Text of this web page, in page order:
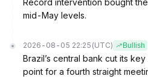
Record intervention bought
mid-May levels.
2026-08-05 22:25 (UTC) Bullish
Brazil’s central bank cut its
point for a fourth straight